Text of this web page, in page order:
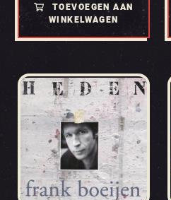
TOEVOEGEN AAN
WINKELWAGEN